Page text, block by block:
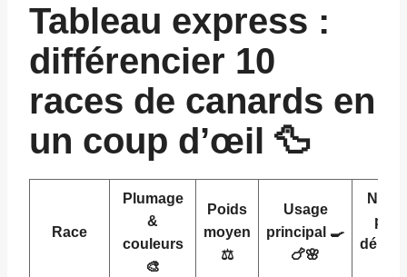
Tableau express :
différencier 10
races de canards en
un coup d’œil 🦆
Race
Plumage
&
couleurs
🎨
Poids
moyen
⚖️
Usage
principal 🍳
🍗🌸
pour